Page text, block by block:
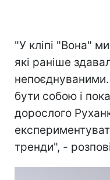
"У кліпі "Вона"
які раніше
бути собою і
дорослого
тренди", -